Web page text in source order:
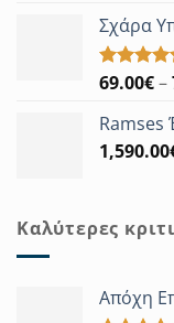
Σχάρα
από 5
69.00€–
Ramses
1,590.00
Καλύτερες
Απόχη